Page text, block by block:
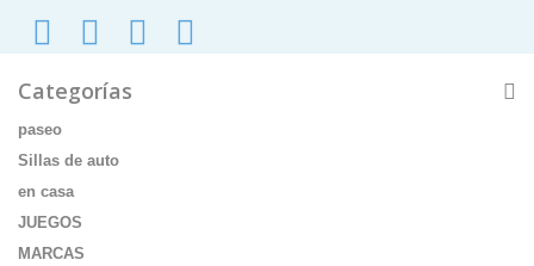
Categorías
paseo
Sillas de auto
en casa
JUEGOS
MARCAS